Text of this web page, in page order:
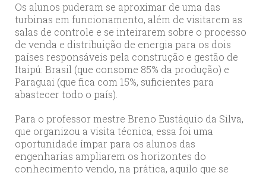
Os alunos puderam se aproximar de uma das
turbinas em funcionamento, além de visitarem as
salas de controle e se inteirarem sobre o processo
de venda e distribuição de energia para os dois
países responsáveis pela construção e gestão de
Itaipú: Brasil (que consome 85% da produção) e
Paraguai (que fica com 15%, suficientes para
abastecer todo o país).
Para o professor mestre Breno Eustáquio da Silva,
que organizou a visita técnica, essa foi uma
oportunidade ímpar para os alunos das
engenharias ampliarem os horizontes do
conhecimento vendo, na prática, aquilo que se